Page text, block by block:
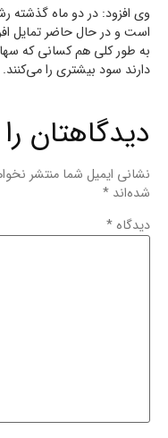
وی افزود: در دو ماه گذشته
است و در حال حاضر تمایل
به طور کلی هم کسانی که
دارند سود بیشتری را می‌کنند.
دیدگاهتان
نشانی ایمیل شما منتشر
شده‌اند *
دیدگاه *